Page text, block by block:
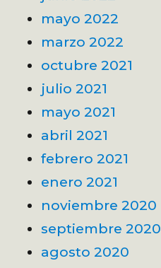
mayo 2022
marzo 2022
octubre 2021
julio 2021
mayo 2021
abril 2021
febrero 2021
enero 2021
noviembre 2020
septiembre 2020
agosto 2020